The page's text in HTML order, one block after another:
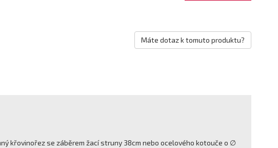
Máte dotaz k tomuto produktu?
křovinořez se záběrem žací struny 38cm nebo ocelového kotouče o ∅